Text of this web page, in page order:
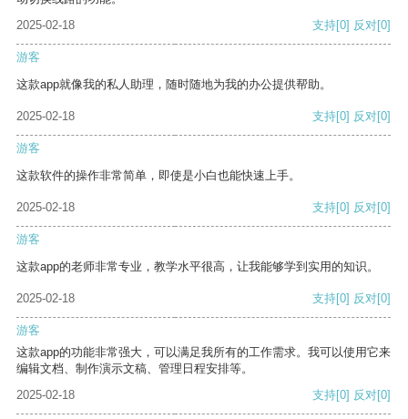
2025-02-18
支持[0] 反对[0]
游客
这款app就像我的私人助理，随时随地为我的办公提供帮助。
2025-02-18 支持[0] 反对[0]
游客
这款软件的操作非常简单，即使是小白也能快速上手。
2025-02-18 支持[0] 反对[0]
游客
这款app的老师非常专业，教学水平很高，让我能够学到实用的知识。
2025-02-18 支持[0] 反对[0]
游客
这款app的功能非常强大，可以满足我所有的工作需求。我可以使用它来
编辑文档、制作演示文稿、管理日程安排等。
2025-02-18
支持[0] 反对[0]